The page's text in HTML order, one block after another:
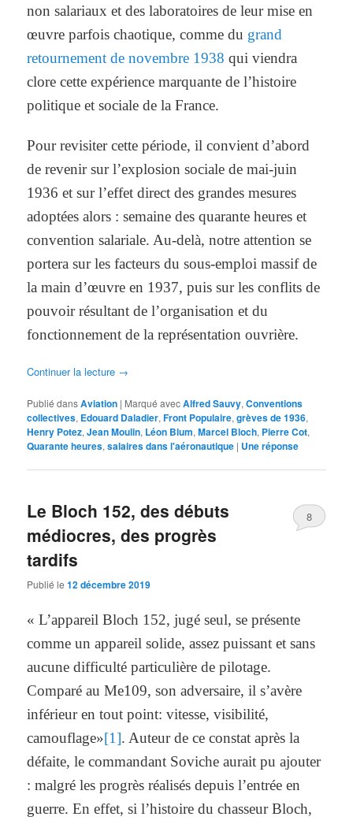
non salariaux et des laboratoires de leur mise en
œuvre parfois chaotique, comme du grand
retournement de novembre 1938 qui viendra
clore cette expérience marquante de l’histoire
politique et sociale de la France.
Pour revisiter cette période, il convient d’abord
de revenir sur l’explosion sociale de mai-juin
1936 et sur l’effet direct des grandes mesures
adoptées alors : semaine des quarante heures et
convention salariale. Au-delà, notre attention se
portera sur les facteurs du sous-emploi massif de
la main d’œuvre en 1937, puis sur les conflits de
pouvoir résultant de l’organisation et du
fonctionnement de la représentation ouvrière.
Continuer la lecture →
Publié dansAviation | Marqué avecAlfred Sauvy,Conventions
collectives, Edouard Daladier,Front Populaire,grèves de 1936,
Henry Potez,Jean Moulin, Léon Blum,Marcel Bloch, Pierre Cot,
Quarante heures,salaires dans l'aéronautique | Uneréponse
Le Bloch 152, des débuts
médiocres, des progrès
tardifs
Publié le12 décembre 2019
8
« L’appareil Bloch 152, jugé seul, se présente
comme un appareil solide, assez puissant et sans
aucune difficulté particulière de pilotage.
Comparé au Me109, son adversaire, il s’avère
inférieur en tout point: vitesse, visibilité,
camouflage»[1]. Auteur de ce constat après la
défaite, le commandant Soviche aurait pu ajouter
: malgré les progrès réalisés depuis l’entrée en
guerre. En effet, si l’histoire du chasseur Bloch,